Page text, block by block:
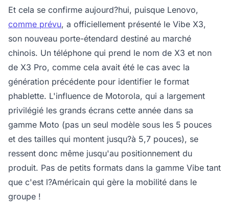
Et cela se confirme aujourd?hui, puisque Lenovo,
comme prévu, a officiellement présenté le Vibe X3,
son nouveau porte-étendard destiné au marché
chinois. Un téléphone qui prend le nom de X3 et non
de X3 Pro, comme cela avait été le cas avec la
génération précédente pour identifier le format
phablette. L'influence de Motorola, qui a largement
privilégié les grands écrans cette année dans sa
gamme Moto (pas un seul modèle sous les 5 pouces
et des tailles qui montent jusqu?à 5,7 pouces), se
ressent donc même jusqu'au positionnement du
produit. Pas de petits formats dans la gamme Vibe tant
que c'est l?Américain qui gère la mobilité dans le
groupe !